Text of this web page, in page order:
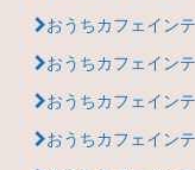
おうちカフェイン
おうちカフェイン
おうちカフェイン
おうちカフェイン